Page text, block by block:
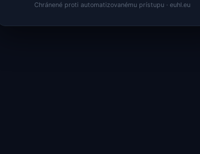
Chránené proti automatizovanému prístupu · euhl.eu